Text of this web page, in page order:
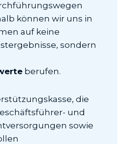
können wir uns in
auf keine
sondern
berufen.
die
und
sowie